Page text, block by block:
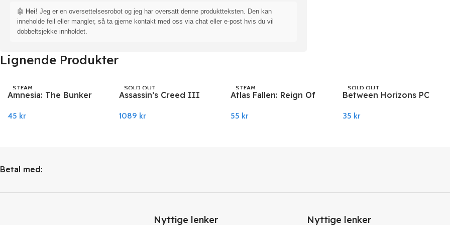
🤖 Hei! Jeg er en oversettelsesrobot og jeg har oversatt denne produktteksten. Den kan
inneholde feil eller mangler, så ta gjerne kontakt med oss via chat eller e-post hvis du vil
dobbeltsjekke innholdet.
Lignende Produkter
STEAM
Amnesia: The Bunker
45 kr
SOLD OUT
UBISOFT
Assassin’s Creed III
Connect
1089 kr
STEAM
Atlas Fallen: Reign Of
55 kr
SOLD OUT
STEAM
Between Horizons PC
35 kr
Betal med:
Nyttige lenker Nyttige lenker